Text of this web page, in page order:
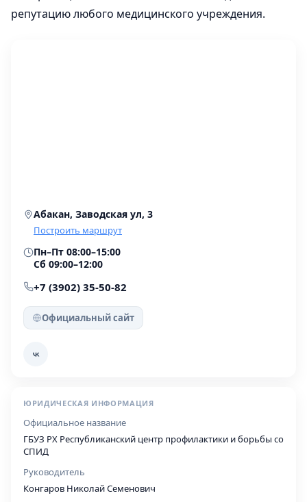
репутацию любого медицинского учреждения.
Абакан, Заводская ул, 3
Построить маршрут
Пн–Пт 08:00–15:00
Сб 09:00–12:00
+7 (3902) 35-50-82
Официальный сайт
ЮРИДИЧЕСКАЯ ИНФОРМАЦИЯ
Официальное название
ГБУЗ РХ Республиканский центр профилактики и борьбы со
СПИД
Руководитель
Конгаров Николай Семенович